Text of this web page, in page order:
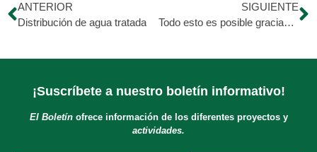
ANTERIOR
Distribución de agua tratada
SIGUIENTE
Todo esto es posible gracias a tu donación!
¡Suscríbete a nuestro boletín informativo!
El Boletínofrece información de los diferentes proyectos y
actividades.